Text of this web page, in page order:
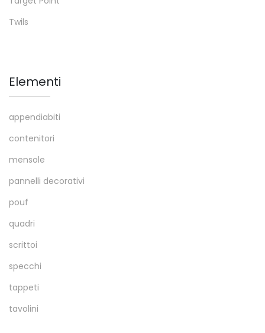
Twils
Elementi
appendiabiti
contenitori
mensole
pannelli decorativi
pouf
quadri
scrittoi
specchi
tappeti
tavolini